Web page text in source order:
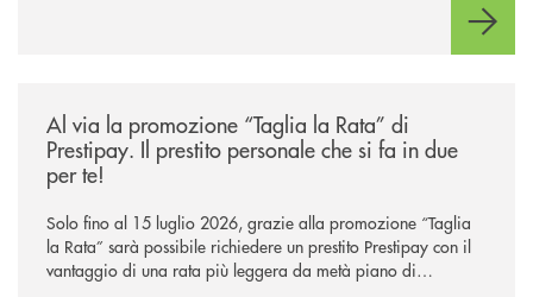
Al via la promozione “Taglia la Rata” di
Prestipay. Il prestito personale che si fa in due
per te!
Solo fino al 15 luglio 2026, grazie alla promozione “Taglia
la Rata” sarà possibile richiedere un prestito Prestipay con il
vantaggio di una rata più leggera da metà piano di